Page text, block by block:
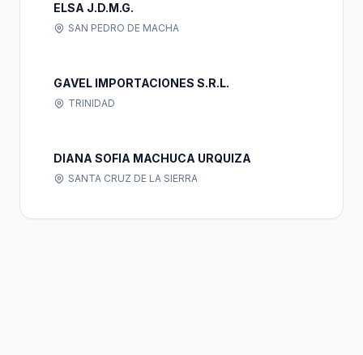
ELSA J.D.M.G.
SAN PEDRO DE MACHA
GAVEL IMPORTACIONES S.R.L.
TRINIDAD
DIANA SOFIA MACHUCA URQUIZA
SANTA CRUZ DE LA SIERRA